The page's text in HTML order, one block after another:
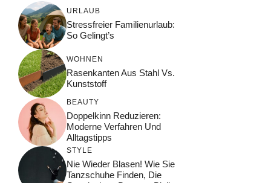
URLAUB
Stressfreier Familienurlaub:
So Gelingt’s
WOHNEN
Rasenkanten Aus Stahl Vs.
Kunststoff
BEAUTY
Doppelkinn Reduzieren:
Moderne Verfahren Und
Alltagstipps
STYLE
Nie Wieder Blasen! Wie Sie
Tanzschuhe Finden, Die